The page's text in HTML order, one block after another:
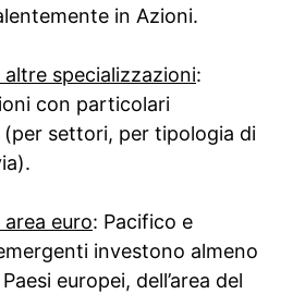
in Azioni.
specializzazioni:
con particolari
(per settori, per tipologia di
euro: Pacifico e
investono almeno
europei, dell’area del